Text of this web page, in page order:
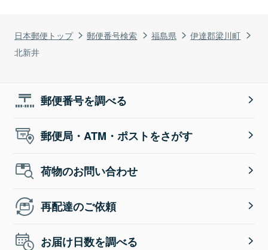
日本郵便トップ 郵便番号検索 福島県
伊達郡梁川町
北新井
郵便番号を調べる
郵便局・ATM・ポストをさがす
荷物のお問い合わせ
再配達のご依頼
お届け日数を調べる